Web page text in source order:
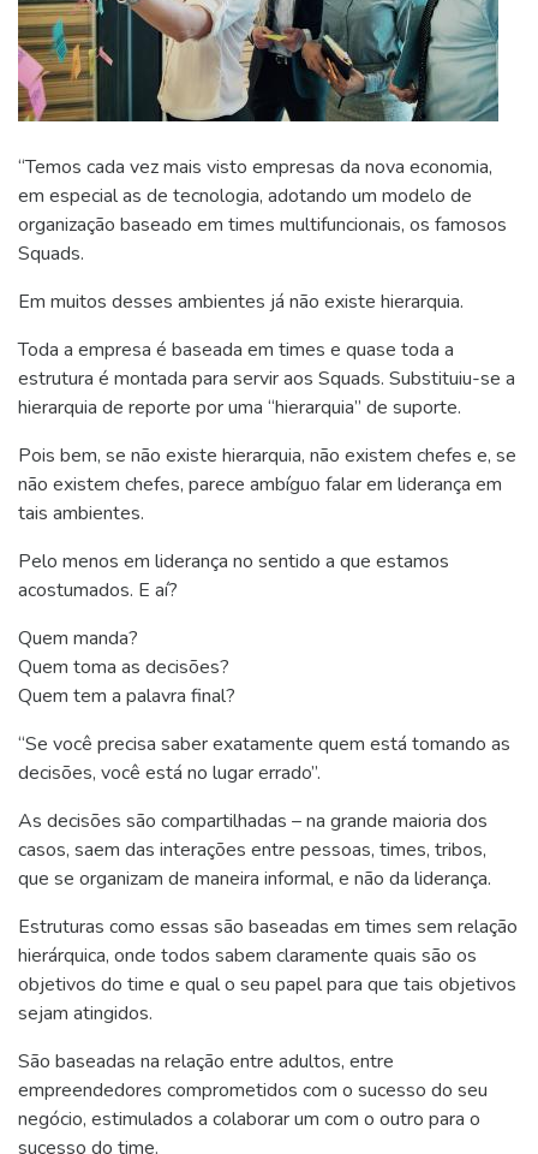
“Temos cada vez mais visto empresas da nova economia,
em especial as de tecnologia, adotando um modelo de
organização baseado em times multifuncionais, os famosos
Squads.
Em muitos desses ambientes já não existe hierarquia.
Toda a empresa é baseada em times e quase toda a
estrutura é montada para servir aos Squads. Substituiu-se a
hierarquia de reporte por uma “hierarquia” de suporte.
Pois bem, se não existe hierarquia, não existem chefes e, se
não existem chefes, parece ambíguo falar em liderança em
tais ambientes.
Pelo menos em liderança no sentido a que estamos
acostumados. E aí?
Quem manda?
Quem toma as decisões?
Quem tem a palavra final?
“Se você precisa saber exatamente quem está tomando as
decisões, você está no lugar errado”.
As decisões são compartilhadas – na grande maioria dos
casos, saem das interações entre pessoas, times, tribos,
que se organizam de maneira informal, e não da liderança.
Estruturas como essas são baseadas em times sem relação
hierárquica, onde todos sabem claramente quais são os
objetivos do time e qual o seu papel para que tais objetivos
sejam atingidos.
São baseadas na relação entre adultos, entre
empreendedores comprometidos com o sucesso do seu
negócio, estimulados a colaborar um com o outro para o
sucesso do time.